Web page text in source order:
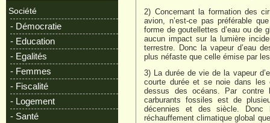
Société
- Démocratie
- Education
- Egalités
- Femmes
- Fiscalité
- Logement
- Santé
2) Concernant la formation des
avion, n’est-ce pas préférable
forme de goutellettes d’eau ou de
aucun impact sur la lumière
terrestre. Donc la vapeur d’eau
plus néfaste que celle émise par
3) La durée de vie de la vapeur
courte durée et se noie dans les
dessus des océans. Par
carburants fossiles est de
décennies et des siècle.
réchauffement climatique global